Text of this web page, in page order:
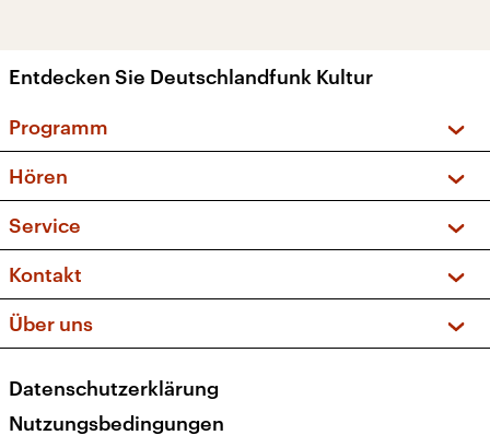
Entdecken Sie Deutschlandfunk Kultur
Programm
Sendungen und Podcasts
Musikliste
Kakadu – Das Kinderprogramm
Hören
Frequenzen (UKW + DAB+)
Service
FAQ
Apps
Newsletter
Veranstaltungen
Kontakt
Social Media
Über uns
Presse
Karriere
Datenschutzerklärung
Nutzungsbedingungen